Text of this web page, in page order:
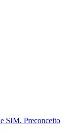
SIM. Preconceito